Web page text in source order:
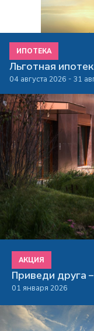
ИПОТЕКА
Льготная
04 августа 2026 - 31
АКЦИЯ
Приведи друга
01 января 2026